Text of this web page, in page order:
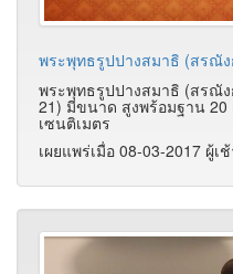
พระพุทธรูปปางสมาธิ (สรณัง
พระพุทธรูปปางสมาธิ (สรณั
21) มีขนาด สูงพร้อมฐาน 20
เซนติเมตร
เผยแพร่เมื่อ 08-03-2017 ผู้เ